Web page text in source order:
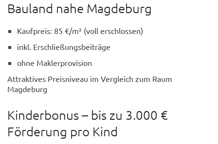
Bauland nahe Magdeburg
Kaufpreis: 85 €/m² (voll erschlossen)
inkl. Erschließungsbeiträge
ohne Maklerprovision
Attraktives Preisniveau im Vergleich zum Raum
Magdeburg
Kinderbonus – bis zu 3.000 €
Förderung pro Kind